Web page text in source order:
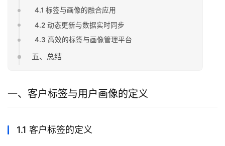
4.1 标签与画像的融合应用
4.2 动态更新与数据实时同步
4.3 高效的标签与画像管理平台
五、总结
一、客户标签与用户画像的定义
1.1 客户标签的定义